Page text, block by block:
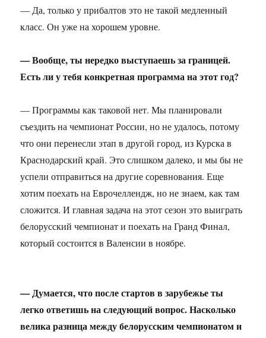
— Да, только у прибалтов это не такой медленный
класс. Он уже на хорошем уровне.
— Вообще, ты нередко выступаешь за границей.
Есть ли у тебя конкретная программа на этот год?
— Программы как таковой нет. Мы планировали
съездить на чемпионат России, но не удалось, потому
что они перенесли этап в другой город, из Курска в
Краснодарский край. Это слишком далеко, и мы бы не
успели отправиться на другие соревнования. Еще
хотим поехать на Еврочеллендж, но не знаем, как там
сложится. И главная задача на этот сезон это выиграть
белорусский чемпионат и поехать на Гранд Финал,
который состоится в Валенсии в ноябре.
— Думается, что после стартов в зарубежье ты
легко ответишь на следующий вопрос. Насколько
велика разница между белорусским чемпионатом и